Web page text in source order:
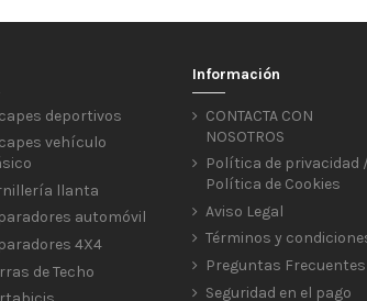
deportivos
vehículo
llanta
automóvil
4X4
de Techo
Información
CONTACTA CON
NOSOTROS
Política de privacidad /
Política de Cookies
Aviso Legal
Términos y
Preguntas Frecuentes
Seguridad en el pago